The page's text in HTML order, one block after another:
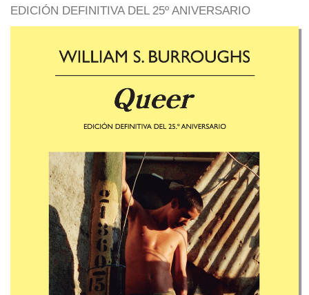
EDICIÓN DEFINITIVA DEL 25º ANIVERSARIO